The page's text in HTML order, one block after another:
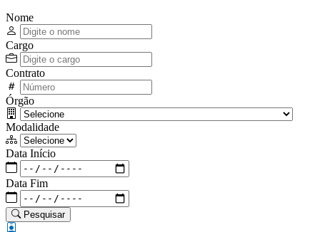
Nome
Cargo
Contrato
Órgão
Modalidade
Data Início
Data Fim
Pesquisar